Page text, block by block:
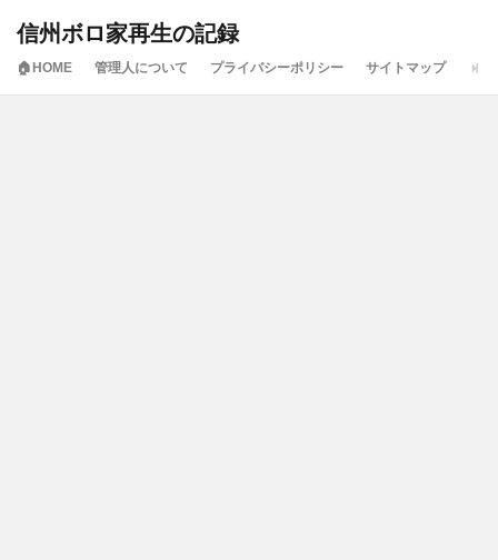
信州ボロ家再生の記録
🏠HOME 管理人について プライバシーポリシー サイトマップ